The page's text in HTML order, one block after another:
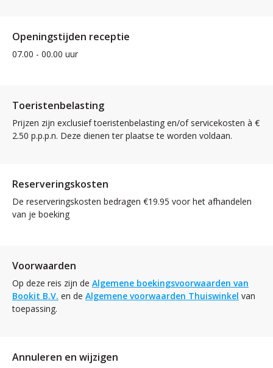
Openingstijden receptie
07.00 - 00.00 uur
Toeristenbelasting
Prijzen zijn exclusief toeristenbelasting en/of servicekosten à €
2.50 p.p.p.n. Deze dienen ter plaatse te worden voldaan.
Reserveringskosten
De reserveringskosten bedragen €19.95 voor het afhandelen
van je boeking
Voorwaarden
Op deze reis zijn de Algemene boekingsvoorwaarden van
Bookit B.V. en de Algemene voorwaarden Thuiswinkel van
toepassing.
Annuleren en wijzigen